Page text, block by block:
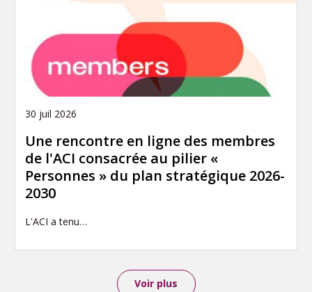
30 juil 2026
Une rencontre en ligne des membres
de l'ACI consacrée au pilier «
Personnes » du plan stratégique 2026-
2030
L'ACI a tenu…
Voir plus